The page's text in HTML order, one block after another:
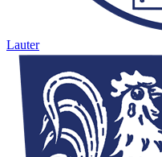
Lauter